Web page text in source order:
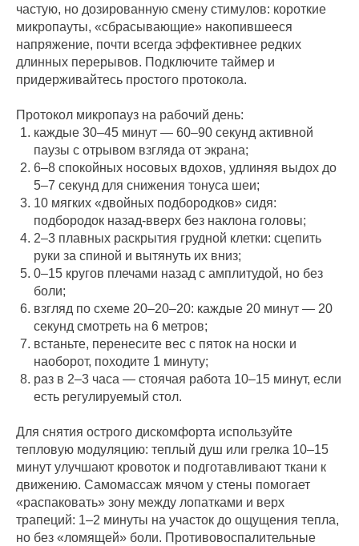
частую, но дозированную смену стимулов: короткие
микропауты, «сбрасывающие» накопившееся
напряжение, почти всегда эффективнее редких
длинных перерывов. Подключите таймер и
придерживайтесь простого протокола.
Протокол микропауз на рабочий день:
каждые 30–45 минут — 60–90 секунд активной
паузы с отрывом взгляда от экрана;
6–8 спокойных носовых вдохов, удлиняя выдох до
5–7 секунд для снижения тонуса шеи;
10 мягких «двойных подбородков» сидя:
подбородок назад-вверх без наклона головы;
2–3 плавных раскрытия грудной клетки: сцепить
руки за спиной и вытянуть их вниз;
0–15 кругов плечами назад с амплитудой, но без
боли;
взгляд по схеме 20–20–20: каждые 20 минут — 20
секунд смотреть на 6 метров;
встаньте, перенесите вес с пяток на носки и
наоборот, походите 1 минуту;
раз в 2–3 часа — стоячая работа 10–15 минут, если
есть регулируемый стол.
Для снятия острого дискомфорта используйте
тепловую модуляцию: теплый душ или грелка 10–15
минут улучшают кровоток и подготавливают ткани к
движению. Самомассаж мячом у стены помогает
«распаковать» зону между лопатками и верх
трапеций: 1–2 минуты на участок до ощущения тепла,
но без «ломящей» боли. Противовоспалительные